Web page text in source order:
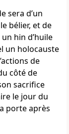
sera d’un
bélier, et de
hin d’huile
un holocauste
de
côté de
sacrifice
le jour du
porte après